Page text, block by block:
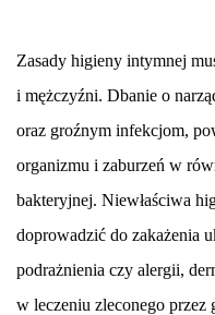
Zasady higieny intymnej
i mężczyźni. Dbanie o
oraz groźnym infekcjom,
organizmu i zaburzeń w
bakteryjnej. Niewłaściwa
doprowadzić do zakażenia
podrażnienia czy alergii,
w leczeniu zleconego przez